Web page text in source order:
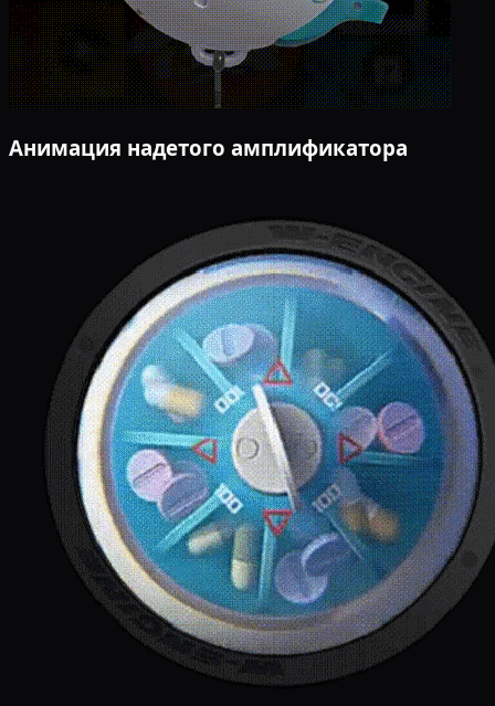
Анимация надетого амплификатора